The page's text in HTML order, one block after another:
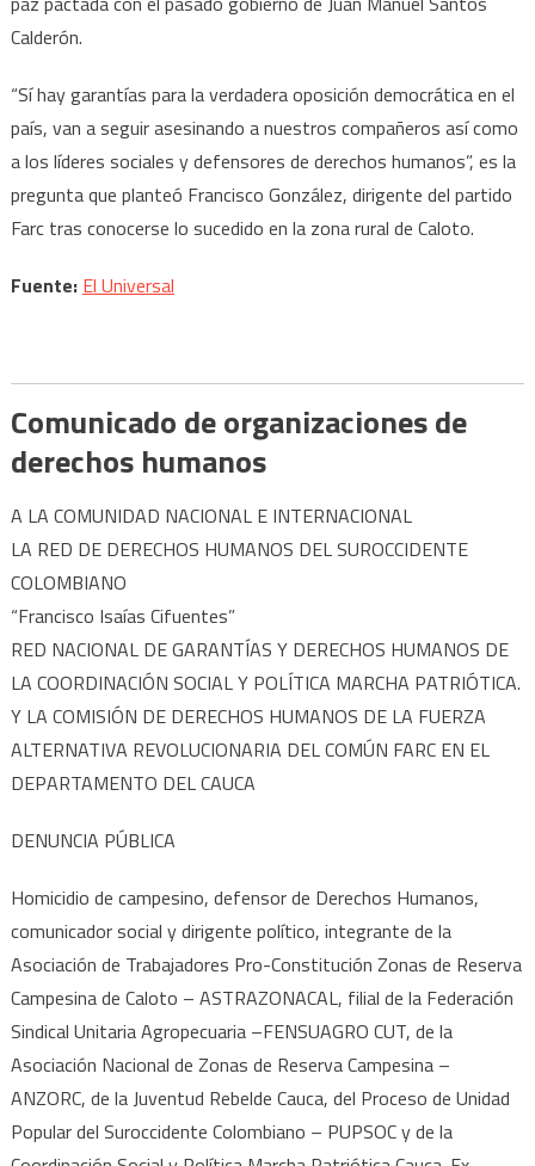
Calderón.
“Sí hay garantías para la verdadera oposición democrática en el
país, van a seguir asesinando a nuestros compañeros así como
a los líderes sociales y defensores de derechos humanos”, es la
pregunta que planteó Francisco González, dirigente del partido
Farc tras conocerse lo sucedido en la zona rural de Caloto.
Fuente: El Universal
Comunicado de organizaciones de
derechos humanos
A LA COMUNIDAD NACIONAL E INTERNACIONAL
LA RED DE DERECHOS HUMANOS DEL SUROCCIDENTE
COLOMBIANO
“Francisco Isaías Cifuentes”
RED NACIONAL DE GARANTÍAS Y DERECHOS HUMANOS DE
LA COORDINACIÓN SOCIAL Y POLÍTICA MARCHA PATRIÓTICA.
Y LA COMISIÓN DE DERECHOS HUMANOS DE LA FUERZA
ALTERNATIVA REVOLUCIONARIA DEL COMÚN FARC EN EL
DEPARTAMENTO DEL CAUCA
DENUNCIA PÚBLICA
Homicidio de campesino, defensor de Derechos Humanos,
comunicador social y dirigente político, integrante de la
Asociación de Trabajadores Pro-Constitución Zonas de Reserva
Campesina de Caloto – ASTRAZONACAL, filial de la Federación
Sindical Unitaria Agropecuaria –FENSUAGRO CUT, de la
Asociación Nacional de Zonas de Reserva Campesina –
ANZORC, de la Juventud Rebelde Cauca, del Proceso de Unidad
Popular del Suroccidente Colombiano – PUPSOC y de la